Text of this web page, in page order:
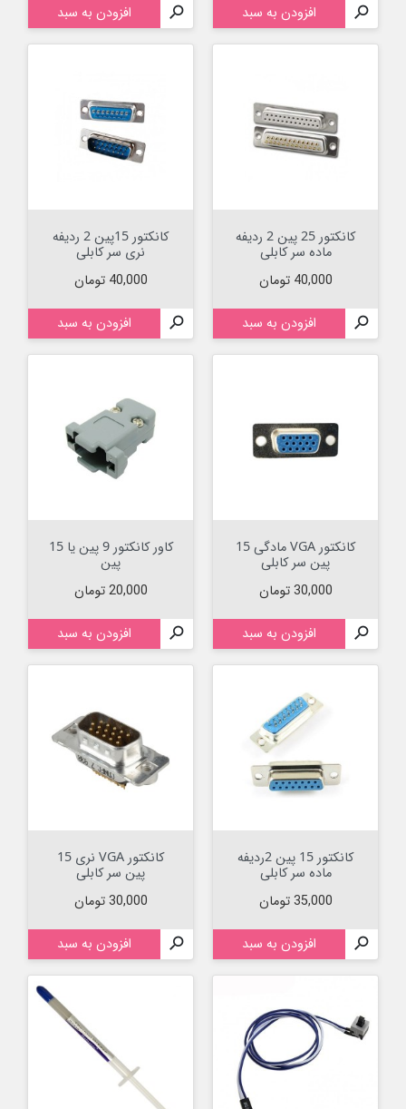
 افزودن به سبد  افزودن به سبد
کانکتور 25 پین 2 ردیفه
ماده سر کابلی
قیمت
40,000 تومان
 افزودن به سبد
کانکتور 15پین 2 ردیفه
نری سر کابلی
قیمت
40,000 تومان
 افزودن به سبد
کانکتور VGA مادگی 15
پین سر کابلی
قیمت
30,000 تومان
 افزودن به سبد
کاور کانکتور 9 پین یا 15
پین
قیمت
20,000 تومان
 افزودن به سبد
کانکتور 15 پین 2ردیفه
ماده سر کابلی
قیمت
35,000 تومان
 افزودن به سبد
کانکتور VGA نری 15
پین سر کابلی
قیمت
30,000 تومان
 افزودن به سبد